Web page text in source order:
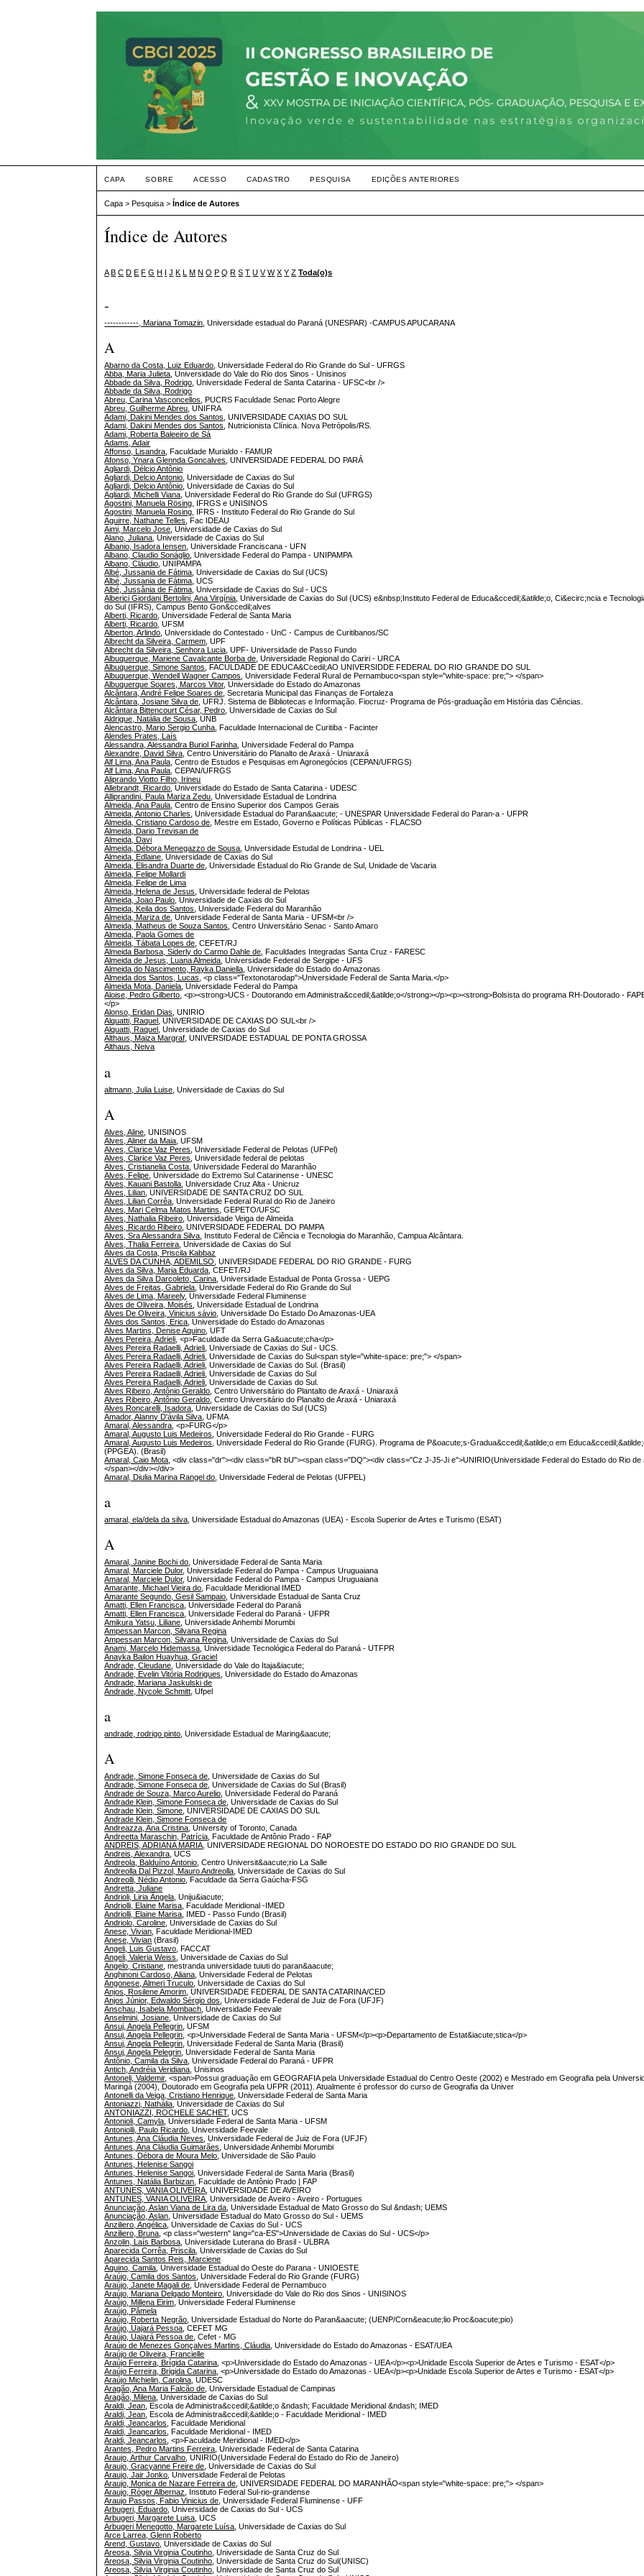
CAPA SOBRE ACESSO CADASTRO PESQUISA EDIÇÕES ANTERIORES
Capa >Pesquisa >Índice de Autores
Índice de Autores
A B C D E F G H I J K L M N O P Q R S T U V W X Y Z Toda(o)s
-
------------, Mariana Tomazin , Universidade estadual do Paraná (UNESPAR) -CAMPUS APUCARANA
A
Abarno da Costa, Luiz Eduardo, Universidade Federal do Rio Grande do Sul - UFRGS
Abba, Maria Julieta, Universidade do Vale do Rio dos Sinos - Unisinos
Abbade da Silva, Rodrigo, Universidade Federal de Santa Catarina - UFSC<br />
Abbade da Silva, Rodrigo
Abreu, Carina Vasconcellos, PUCRS Faculdade Senac Porto Alegre
Abreu, Guilherme Abreu, UNIFRA
Adami, Dakini Mendes dos Santos, UNIVERSIDADE CAXIAS DO SUL
Adami, Dakini Mendes dos Santos, Nutricionista Clínica. Nova Petrópolis/RS.
Adami, Roberta Baleeiro de Sá
Adams, Adair
Affonso, Lisandra, Faculdade Murialdo - FAMUR
Afonso, Ynara Glennda Goncalves, UNIVERSIDADE FEDERAL DO PARÁ
Agliardi, Délcio Antônio
Agliardi, Delcio Antonio, Universidade de Caxias do Sul
Agliardi, Delcio Antônio, Universidade de Caxias do Sul
Agliardi, Michelli Viana, Universidade Federal do Rio Grande do Sul (UFRGS)
Agostini, Manuela Rösing, IFRGS e UNISINOS
Agostini, Manuela Rosing, IFRS - Instituto Federal do Rio Grande do Sul
Aguirre, Nathane Telles, Fac IDEAU
Aimi, Marcelo Jose, Universidade de Caxias do Sul
Alano, Juliana, Universidade de Caxias do Sul
Albanio, Isadora Iensen, Universidade Franciscana - UFN
Albano, Claudio Sonáglio, Universidade Federal do Pampa - UNIPAMPA
Albano, Cláudio, UNIPAMPA
Albé, Jussania de Fátima, Universidade de Caxias do Sul (UCS)
Albé, Jussania de Fátima, UCS
Albé, Jussânia de Fátima, Universidade de Caxias do Sul - UCS
Alberici Giordani Bertolini, Ana Virgínia, Universidade de Caxias do Sul (UCS) e&nbsp;Instituto Federal de Educa&ccedil;&atilde;o, Ci&ecirc;ncia e
do Sul (IFRS), Campus Bento Gon&ccedil;alves
Alberti, Ricardo, Universidade Federal de Santa Maria
Alberti, Ricardo, UFSM
Alberton, Arlindo, Universidade do Contestado - UnC - Campus de Curitibanos/SC
Albrecht da Silveira, Carmem, UPF
Albrecht da Silveira, Senhora Lucia, UPF- Universidade de Passo Fundo
Albuquerque, Mariene Cavalcante Borba de, Universidade Regional do Cariri - URCA
Albuquerque, Simone Santos, FACULDADE DE EDUCA&Ccedil;AO UNIVERSIDDE FEDERAL DO RIO GRANDE DO SUL
Albuquerque, Wendell Wagner Campos, Universidade Federal Rural de Pernambuco<span style="white-space: pre;"> </span>
Albuquerque Soares, Marcos Vitor, Universidade do Estado do Amazonas
Alcântara, André Felipe Soares de, Secretaria Municipal das Finanças de Fortaleza
Alcântara, Josiane Silva de, UFRJ. Sistema de Bibliotecas e Informação. Fiocruz- Programa de Pós-graduação em História das Ciências.
Alcântara Bittencourt César, Pedro, Universidade de Caxias do Sul
Aldrigue, Natália de Sousa, UNB
Alencastro, Mario Sergio Cunha, Faculdade Internacional de Curitiba - Facinter
Alendes Prates, Laís
Alessandra, Alessandra Buriol Farinha, Universidade Federal do Pampa
Alexandre, David Silva, Centro Universitário do Planalto de Araxá - Uniaraxá
Alf Lima, Ana Paula, Centro de Estudos e Pesquisas em Agronegócios (CEPAN/UFRGS)
Alf Lima, Ana Paula, CEPAN/UFRGS
Aliprando Viotto Filho, Irineu
Allebrandt, Ricardo, Universidade do Estado de Santa Catarina - UDESC
Alliprandini, Paula Mariza Zedu, Universidade Estadual de Londrina
Almeida, Ana Paula, Centro de Ensino Superior dos Campos Gerais
Almeida, Antonio Charles, Universidade Estadual do Paran&aacute; - UNESPAR Universidade Federal do Paran-a - UFPR
Almeida, Cristiano Cardoso de, Mestre em Estado, Governo e Políticas Públicas - FLACSO
Almeida, Dario Trevisan de
Almeida, Davi
Almeida, Débora Menegazzo de Sousa, Universidade Estudal de Londrina - UEL
Almeida, Edlaine, Universidade de Caxias do Sul
Almeida, Elisandra Duarte de, Universidade Estadual do Rio Grande de Sul, Unidade de Vacaria
Almeida, Felipe Mollardi
Almeida, Felipe de Lima
Almeida, Helena de Jesus, Universidade federal de Pelotas
Almeida, Joao Paulo, Universidade de Caxias do Sul
Almeida, Keila dos Santos, Universidade Federal do Maranhão
Almeida, Mariza de, Universidade Federal de Santa Maria - UFSM<br />
Almeida, Matheus de Souza Santos, Centro Universitário Senac - Santo Amaro
Almeida, Paola Gomes de
Almeida, Tábata Lopes de, CEFET/RJ
Almeida Barbosa, Siderly do Carmo Dahle de, Faculdades Integradas Santa Cruz - FARESC
Almeida de Jesus, Luana Almeida, Universidade Federal de Sergipe - UFS
Almeida do Nascimento, Rayka Daniella, Universidade do Estado do Amazonas
Almeida dos Santos, Lucas, <p class="Textonotarodap">Universidade Federal de Santa Maria.</p>
Almeida Mota, Daniela, Universidade Federal do Pampa
Aloise, Pedro Gilberto, <p><strong>UCS - Doutorando em Administra&ccedil;&atilde;o</strong></p><p><strong>Bolsista do programa RH-Doutorado -
</p>
Alonso, Eridan Dias, UNIRIO
Alquatti, Raquel , UNIVERSIDADE DE CAXIAS DO SUL<br />
Alquatti, Raquel , Universidade de Caxias do Sul
Althaus, Maiza Margraf, UNIVERSIDADE ESTADUAL DE PONTA GROSSA
Althaus, Neiva
a
altmann, Julia Luise , Universidade de Caxias do Sul
A
Alves, Aline , UNISINOS
Alves, Aliner da Maia , UFSM
Alves, Clarice Vaz Peres , Universidade Federal de Pelotas (UFPel)
Alves, Clarice Vaz Peres , Universidade federal de pelotas
Alves, Cristianelia Costa , Universidade Federal do Maranhão
Alves, Felipe , Universidade do Extremo Sul Catarinense - UNESC
Alves, Kauani Bastolla , Universidade Cruz Alta - Unicruz
Alves, Lilian , UNIVERSIDADE DE SANTA CRUZ DO SUL
Alves, Lilian Corrêa , Universidade Federal Rural do Rio de Janeiro
Alves, Mari Celma Matos Martins , GEPETO/UFSC
Alves, Nathalia Ribeiro , Universidade Veiga de Almeida
Alves, Ricardo Ribeiro , UNIVERSIDADE FEDERAL DO PAMPA
Alves, Sra Alessandra Silva , Instituto Federal de Ciência e Tecnologia do Maranhão, Campua Alcântara.
Alves, Thalia Ferreira , Universidade de Caxias do Sul
Alves da Costa, Priscila Kabbaz
ALVES DA CUNHA, ADEMILSO , UNIVERSIDADE FEDERAL DO RIO GRANDE - FURG
Alves da Silva, Maria Eduarda , CEFET/RJ
Alves da Silva Darcoleto, Carina , Universidade Estadual de Ponta Grossa - UEPG
Alves de Freitas, Gabriela , Universidade Federal do Rio Grande do Sul
Alves de Lima, Mareely, Universidade Federal Fluminense
Alves de Oliveira, Moisés , Universidade Estadual de Londrina
Alves De Oliveira, Vinicius sávio , Universidade Do Estado Do Amazonas-UEA
Alves dos Santos, Erica , Universidade do Estado do Amazonas
Alves Martins, Denise Aquino , UFT
Alves Pereira, Adrieli , <p>Faculdade da Serra Ga&uacute;cha</p>
Alves Pereira Radaelli, Adrieli , Universiade de Caxias do Sul - UCS.
Alves Pereira Radaelli, Adrieli , Universidade de Caxias do Sul<span style="white-space: pre;"> </span>
Alves Pereira Radaelli, Adrieli , Universidade de Caxias do Sul. (Brasil)
Alves Pereira Radaelli, Adrieli , Universidade de Caxias do Sul
Alves Pereira Radaelli, Adrieli , Universidade de Caxias do Sul.
Alves Ribeiro, Antônio Geraldo , Centro Universitário do Plantalto de Araxá - Uniaraxá
Alves Ribeiro, Antônio Geraldo , Centro Universitário do Planalto de Araxá - Uniaraxá
Alves Roncarelli, Isadora , Universidade de Caxias do Sul (UCS)
Amador, Alanny D'ávila Silva , UFMA
Amaral, Alessandra , <p>FURG</p>
Amaral, Augusto Luis Medeiros , Universidade Federal do Rio Grande - FURG
Amaral, Augusto Luis Medeiros , Universidade Federal do Rio Grande (FURG). Programa de P&oacute;s-Gradua&ccedil;&atilde;o em
(PPGEA). (Brasil)
Amaral, Caio Mota , <div class="dr"><div class="bR bU"><span class="DQ"><div class="Cz J-J5-Ji e">UNIRIO(Universidade Federal do Estado do Rio de
</span></div></div>
Amaral, Diulia Marina Rangel do , Universidade Federal de Pelotas (UFPEL)
a
amaral, ela/dela da silva , Universidade Estadual do Amazonas (UEA) - Escola Superior de Artes e Turismo (ESAT)
A
Amaral, Janine Bochi do , Universidade Federal de Santa Maria
Amaral, Marciele Dulor, Universidade Federal do Pampa - Campus Uruguaiana
Amaral, Marciele Dulor, Universidade Federal do Pampa - Campus Uruguaiana
Amarante, Michael Vieira do , Faculdade Meridional IMED
Amarante Segundo, Gesil Sampaio , Universidade Estadual de Santa Cruz
Amatti, Ellen Francisca , Universidade Federal do Paraná
Amatti, Ellen Francisca , Universidade Federal do Paraná - UFPR
Amikura Yatsu, Liliane , Universidade Anhembi Morumbi
Ampessan Marcon, Silvana Regina
Ampessan Marcon, Silvana Regina , Universidade de Caxias do Sul
Anami, Marcelo Hidemassa , Universidade Tecnológica Federal do Paraná - UTFPR
Anayka Bailon Huayhua, Graciel
Andrade, Cleudane , Universidade do Vale do Itaja&iacute;
Andrade, Evelin Vitória Rodrigues , Universidade do Estado do Amazonas
Andrade, Mariana Jaskulski de
Andrade, Nycole Schmitt , Ufpel
a
andrade, rodrigo pinto , Universidade Estadual de Maring&aacute;
A
Andrade, Simone Fonseca de , Universidade de Caxias do Sul
Andrade, Simone Fonseca de , Universidade de Caxias do Sul (Brasil)
Andrade de Souza, Marco Aurelio , Universidade Federal do Paraná
Andrade Klein, Simone Fonseca de , Universidade de Caxias do Sul
Andrade Klein, Simone , UNIVERSIDADE DE CAXIAS DO SUL
Andrade Klein, Simone Fonseca de
Andreazza, Ana Cristina , University of Toronto, Canada
Andreetta Maraschin, Patrícia , Faculdade de Antônio Prado - FAP
ANDREIS, ADRIANA MARIA , UNIVERSIDADE REGIONAL DO NOROESTE DO ESTADO DO RIO GRANDE DO SUL
Andreis, Alexandra , UCS
Andreola, Balduíno Antonio , Centro Universit&aacute;rio La Salle
Andreolla Dal Pizzol, Mauro Andreolla , Universidade de Caxias do Sul
Andreolli, Nédio Antonio , Faculdade da Serra Gaúcha-FSG
Andretta, Juliane
Andrioli, Liria Ângela , Uniju&iacute;
Andriolli, Elaine Marisa , Faculdade Meridional -IMED
Andriolli, Elaine Marisa , IMED - Passo Fundo (Brasil)
Andriolo, Caroline , Universidade de Caxias do Sul
Anese, Vivian , Faculdade Meridional-IMED
Anese, Vivian (Brasil)
Angeli, Luis Gustavo , FACCAT
Angeli, Valeria Weiss , Universidade de Caxias do Sul
Angelo, Cristiane , mestranda universidade tuiuti do paran&aacute;
Anghinoni Cardoso, Aliana , Universidade Federal de Pelotas
Angonese, Almeri Truculo , Universidade de Caxias do Sul
Anjos, Rosilene Amorim , UNIVERSIDADE FEDERAL DE SANTA CATARINA/CED
Anjos Júnior, Edwaldo Sérgio dos , Universidade Federal de Juiz de Fora (UFJF)
Anschau, Isabela Mombach , Universidade Feevale
Anselmini, Josiane , Universidade de Caxias do Sul
Ansuj, Angela Pellegrin , UFSM
Ansuj, Angela Pellegrin , <p>Universidade Federal de Santa Maria - UFSM</p><p>Departamento de Estat&iacute;stica</p>
Ansuj, Angela Pellegrin , Universidade Federal de Santa Maria (Brasil)
Ansuj, Angela Pelegrin , Universidade Federal de Santa Maria
Antônio, Camila da Silva , Universidade Federal do Paraná - UFPR
Antich, Andréia Veridiana , Unisinos
Antoneli, Valdemir, <span>Possui graduação em GEOGRAFIA pela Universidade Estadual do Centro Oeste (2002) e Mestrado em Geografia pela
Maringá (2004), Doutorado em Geografia pela UFPR (2011). Atualmente é professor do curso de Geografia da Univer
Antonelli da Veiga, Cristiano Henrique , Universidade Federal de Santa Maria
Antoniazzi, Nathália , Universidade de Caxias do Sul
ANTONIAZZI, ROCHELE SACHET, UCS
Antonioli, Camyla , Universidade Federal de Santa Maria - UFSM
Antoniolli, Paulo Ricardo , Universidade Feevale
Antunes, Ana Cláudia Neves , Universidade Federal de Juiz de Fora (UFJF)
Antunes, Ana Cláudia Guimarães , Universidade Anhembi Morumbi
Antunes, Débora de Moura Melo , Universidade de São Paulo
Antunes, Helenise Sangoi
Antunes, Helenise Sangoi , Universidade Federal de Santa Maria (Brasil)
Antunes, Natália Barbizan , Faculdade de Antônio Prado | FAP
ANTUNES, VANIA OLIVEIRA , UNIVERSIDADE DE AVEIRO
ANTUNES, VANIA OLIVEIRA , Universidade de Aveiro - Aveiro - Portugues
Anunciação, Aslan Viana de Lira da , Universidade Estadual de Mato Grosso do Sul &ndash; UEMS
Anunciação, Aslan , Universidade Estadual do Mato Grosso do Sul - UEMS
Anziliero, Angélica , Universidade de Caxias do Sul - UCS
Anziliero, Bruna , <p class="western" lang="ca-ES">Universidade de Caxias do Sul - UCS</p>
Anzolin, Laís Barbosa , Universidade Luterana do Brasil - ULBRA
Aparecida Corrêa, Priscila , Universidade de Caxias do Sul
Aparecida Santos Reis, Marciene
Aquino, Camila , Universidade Estadual do Oeste do Parana - UNIOESTE
Araújo, Camila dos Santos , Universidade Federal do Rio Grande (FURG)
Araújo, Janete Magali de , Universidade Federal de Pernambuco
Araújo, Mariana Delgado Monteiro , Universidade do Vale do Rio dos Sinos - UNISINOS
Araújo, Millena Eirim , Universidade Federal Fluminense
Araújo, Pâmela
Araújo, Roberta Negrão , Universidade Estadual do Norte do Paran&aacute; (UENP/Corn&eacute;lio Proc&oacute;pio)
Araújo, Uajará Pessoa , CEFET MG
Araújo, Uajará Pessoa de , Cefet - MG
Araújo de Menezes Gonçalves Martins, Cláudia , Universidade do Estado do Amazonas - ESAT/UEA
Araújo de Oliveira, Francielle
Araújo Ferreira, Brígida Catarina , <p>Universidade do Estado do Amazonas - UEA</p><p>Unidade Escola Superior de Artes e Turismo - ESAT</p>
Araújo Ferreira, Brigida Catarina , <p>Universidade do Estado do Amazonas - UEA</p><p>Unidade Escola Superior de Artes e Turismo - ESAT</p>
Araújo Michielin, Carolina , UDESC
Aragão, Ana Maria Falcão de , Universidade Estadual de Campinas
Aragão, Milena , Universidade de Caxias do Sul
Araldi, Jean , Escola de Administra&ccedil;&atilde;o &ndash; Faculdade Meridional &ndash; IMED
Araldi, Jean , Escola de Administra&ccedil;&atilde;o - Faculdade Meridional - IMED
Araldi, Jeancarlos
, Faculdade Meridional
Araldi, Jeancarlos
, Faculdade Meridional - IMED
Araldi, Jeancarlos , <p>Faculdade Meridional - IMED</p>
Arantes, Pedro Martins Ferreira , Universidade Federal de Santa Catarina
Araujo, Arthur Carvalho , UNIRIO(Universidade Federal do Estado do Rio de Janeiro)
Araujo, Gracyanne Freire de , Universidade de Caxias do Sul
Araujo, Jair Jonko , Universidade Federal de Pelotas
Araujo, Monica de Nazare Ferreira de , UNIVERSIDADE FEDERAL DO MARANHÃO<span style="white-space: pre;"> </span>
Araujo, Róger Albernaz
, Instituto Federal Sul-rio-grandense
Araujo Passos, Fabio Vinicius de , Universidade Federal Fluminense - UFF
Arbugeri, Eduardo , Universidade de Caxias do Sul - UCS
Arbugeri, Margarete Luisa , UCS
Arbugeri Menegotto, Margarete Luísa , Universidade de Caxias do Sul
Arce Larrea, Glenn Roberto
Arend, Gustavo , Universidade de Caxias do Sul
Areosa, Silvia Virginia Coutinho , Universidade de Santa Cruz do Sul
Areosa, Silvia Virginia Coutinho , Universidade de Santa Cruz do Sul(UNISC)
Areosa, Silvia Virginia Coutinho , Universidade de Santa Cruz do Sul